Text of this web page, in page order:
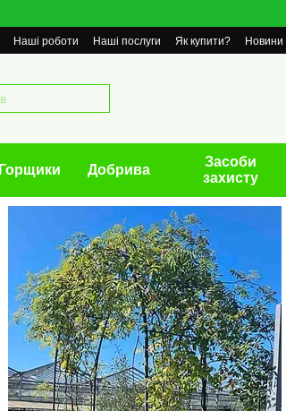
Наші роботи Наші послуги Як купити? Новини
Горщики Добрива
Засоби
захисту